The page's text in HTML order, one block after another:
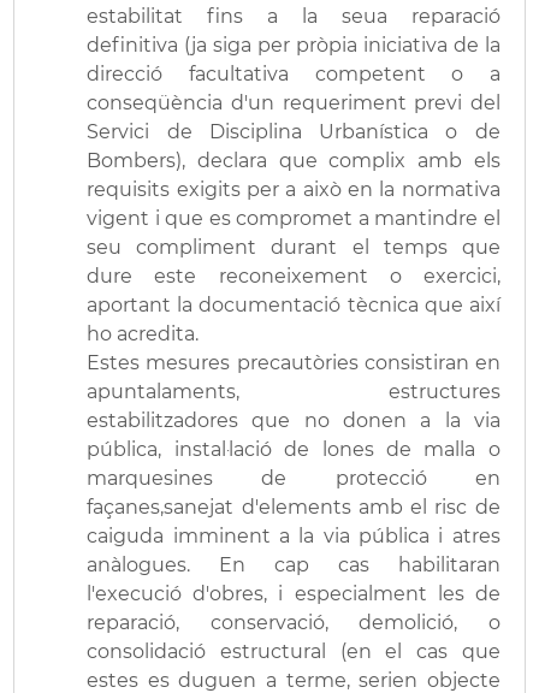
estabilitat fins a la seua reparació
definitiva (ja siga per pròpia iniciativa de la
direcció facultativa competent o a
conseqüència d'un requeriment previ del
Servici de Disciplina Urbanística o de
Bombers), declara que complix amb els
requisits exigits per a això en la normativa
vigent i que es compromet a mantindre el
seu compliment durant el temps que
dure este reconeixement o exercici,
aportant la documentació tècnica que així
ho acredita.
Estes mesures precautòries consistiran en
apuntalaments, estructures
estabilitzadores que no donen a la via
pública, instal·lació de lones de malla o
marquesines de protecció en
façanes,sanejat d'elements amb el risc de
caiguda imminent a la via pública i atres
anàlogues. En cap cas habilitaran
l'execució d'obres, i especialment les de
reparació, conservació, demolició, o
consolidació estructural (en el cas que
estes es duguen a terme, serien objecte